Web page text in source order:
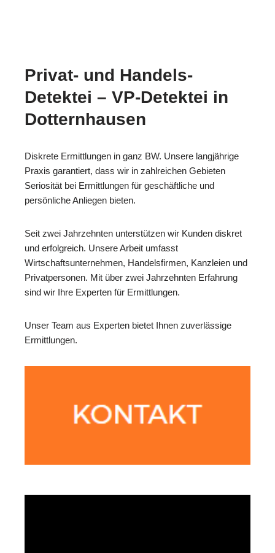
Privat- und Handels-
Detektei – VP-Detektei in
Dotternhausen
Diskrete Ermittlungen in ganz BW. Unsere langjährige
Praxis garantiert, dass wir in zahlreichen Gebieten
Seriosität bei Ermittlungen für geschäftliche und
persönliche Anliegen bieten.
Seit zwei Jahrzehnten unterstützen wir Kunden diskret
und erfolgreich. Unsere Arbeit umfasst
Wirtschaftsunternehmen, Handelsfirmen, Kanzleien und
Privatpersonen. Mit über zwei Jahrzehnten Erfahrung
sind wir Ihre Experten für Ermittlungen.
Unser Team aus Experten bietet Ihnen zuverlässige
Ermittlungen.